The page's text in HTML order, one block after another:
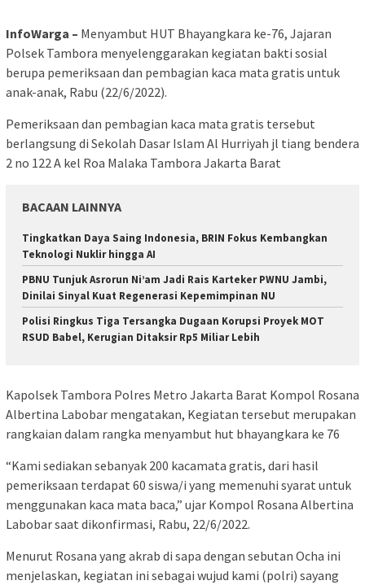
InfoWarga – Menyambut HUT Bhayangkara ke-76, Jajaran
Polsek Tambora menyelenggarakan kegiatan bakti sosial
berupa pemeriksaan dan pembagian kaca mata gratis untuk
anak-anak, Rabu (22/6/2022).
Pemeriksaan dan pembagian kaca mata gratis tersebut
berlangsung di Sekolah Dasar Islam Al Hurriyah jl tiang bendera
2 no 122 A kel Roa Malaka Tambora Jakarta Barat
BACAAN LAINNYA
Tingkatkan Daya Saing Indonesia, BRIN Fokus Kembangkan
Teknologi Nuklir hingga AI
PBNU Tunjuk Asrorun Ni’am Jadi Rais Karteker PWNU Jambi,
Dinilai Sinyal Kuat Regenerasi Kepemimpinan NU
Polisi Ringkus Tiga Tersangka Dugaan Korupsi Proyek MOT
RSUD Babel, Kerugian Ditaksir Rp5 Miliar Lebih
Kapolsek Tambora Polres Metro Jakarta Barat Kompol Rosana
Albertina Labobar mengatakan, Kegiatan tersebut merupakan
rangkaian dalam rangka menyambut hut bhayangkara ke 76
“Kami sediakan sebanyak 200 kacamata gratis, dari hasil
pemeriksaan terdapat 60 siswa/i yang memenuhi syarat untuk
menggunakan kaca mata baca,” ujar Kompol Rosana Albertina
Labobar saat dikonfirmasi, Rabu, 22/6/2022.
Menurut Rosana yang akrab di sapa dengan sebutan Ocha ini
menjelaskan, kegiatan ini sebagai wujud kami (polri) sayang